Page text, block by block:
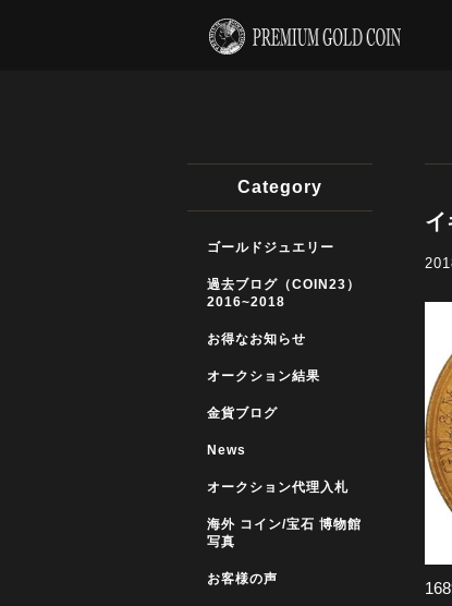
Category
ゴールドジュエリー
過去ブログ（COIN23）
2016~2018
お得なお知らせ
オークション結果
金貨ブログ
News
オークション代理入札
海外 コイン/宝石 博物館
写真
お客様の声